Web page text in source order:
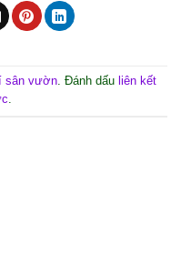
sân vườn. Đánh dấu liên kết
.